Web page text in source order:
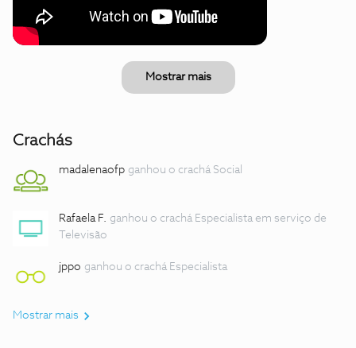
Mostrar mais
Crachás
madalenaofp ganhou o crachá Social
Rafaela F. ganhou o crachá Especialista em serviço de
Televisão
jppo ganhou o crachá Especialista
Mostrar mais